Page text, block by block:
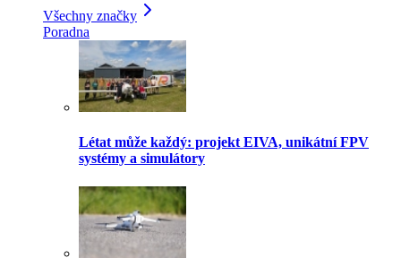
Všechny značky
Poradna
Létat může každý: projekt EIVA, unikátní FPV
systémy a simulátory